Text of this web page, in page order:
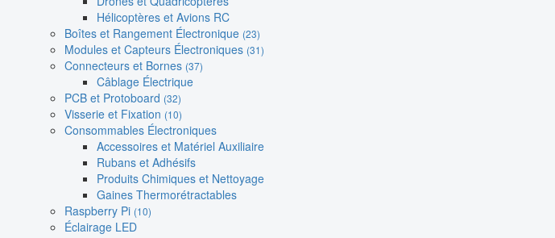
Hélicoptères et Avions RC
Boîtes et Rangement Électronique (23)
Modules et Capteurs Électroniques (31)
Connecteurs et Bornes (37)
Câblage Électrique
PCB et Protoboard (32)
Visserie et Fixation (10)
Consommables Électroniques
Accessoires et Matériel Auxiliaire
Rubans et Adhésifs
Produits Chimiques et Nettoyage
Gaines Thermorétractables
Raspberry Pi (10)
Éclairage LED